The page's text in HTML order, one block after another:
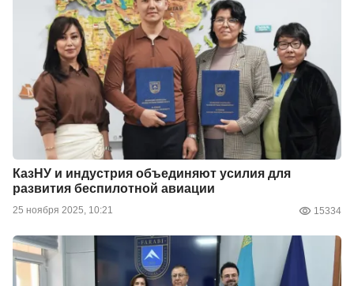
КазНУ и индустрия объединяют усилия для
развития беспилотной авиации
25 ноября 2025, 10:21 15334